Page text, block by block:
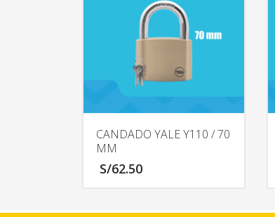
CANDADO YALE Y110 / 70
MM
S/62.50